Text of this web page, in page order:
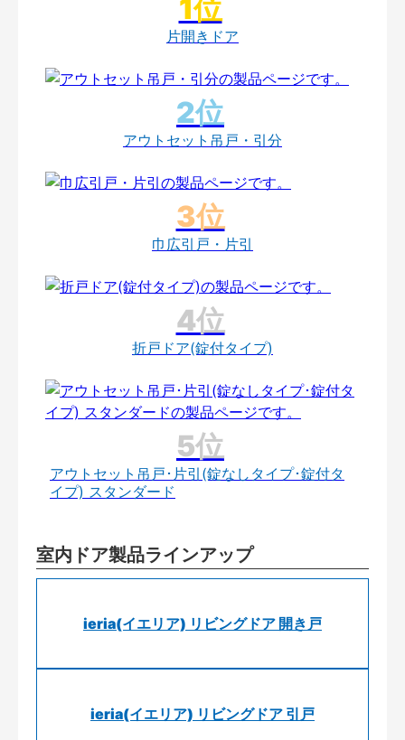
片開きドア
アウトセット吊戸・引分
巾広引戸・片引
折戸ドア(錠付タイプ)
アウトセット吊戸･片引(錠なしタイプ･錠付タ
イプ) スタンダード
室内ドア製品ラインアップ
ieria(イエリア) リビングドア 開き戸
ieria(イエリア) リビングドア 引戸